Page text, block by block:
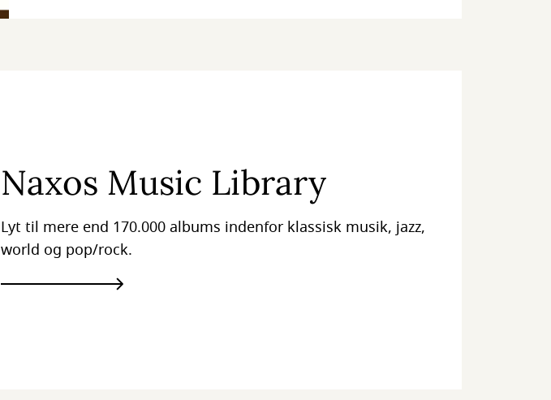
Naxos Music Library
Lyt til mere end 170.000 albums indenfor klassisk musik, jazz,
world og pop/rock.